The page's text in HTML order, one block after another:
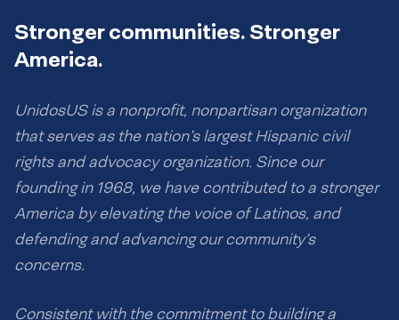
Stronger communities. Stronger
America.
UnidosUS is a nonprofit, nonpartisan organization
that serves as the nation’s largest Hispanic civil
rights and advocacy organization. Since our
founding in 1968, we have contributed to a stronger
America by elevating the voice of Latinos, and
defending and advancing our community’s
concerns.
Consistent with the commitment to building a